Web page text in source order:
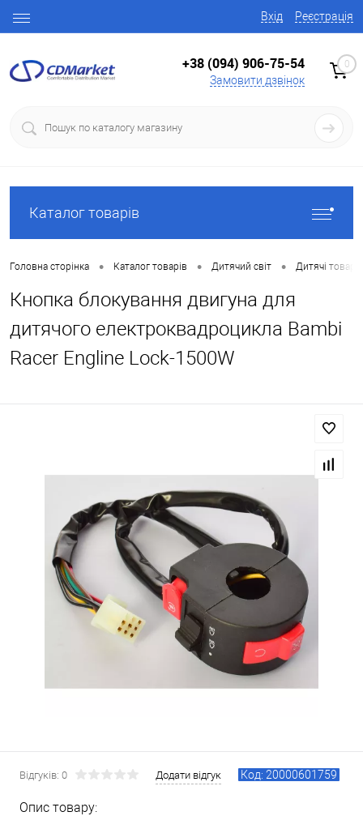
Вхід Реєстрація
+38 (094) 906-75-54
Замовити дзвінок
0
Каталог товарів
Головна сторінка • Каталог товарів • Дитячий світ • Дитячі
Кнопка блокування двигуна для
дитячого електроквадроцикла Bambi
Racer Engline Lock-1500W
Відгуків: 0 Додати відгук Код: 20000601759
Опис товару: